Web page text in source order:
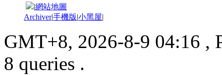
|網站地圖
Archiver|手機版|小黑屋|
GMT+8, 2026-8-9 04:16 ,
8 queries .